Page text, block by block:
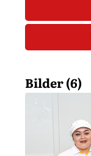
Bilder (6)